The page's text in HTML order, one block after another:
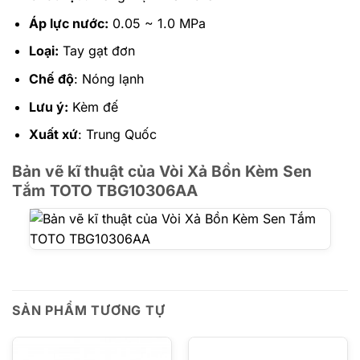
Áp lực nước: 0.05 ~ 1.0 MPa
Loại: Tay gạt đơn
Chế độ: Nóng lạnh
Lưu ý: Kèm đế
Xuất xứ: Trung Quốc
Bản vẽ kĩ thuật của Vòi Xả Bồn Kèm Sen
Tắm TOTO TBG10306AA
SẢN PHẨM TƯƠNG TỰ